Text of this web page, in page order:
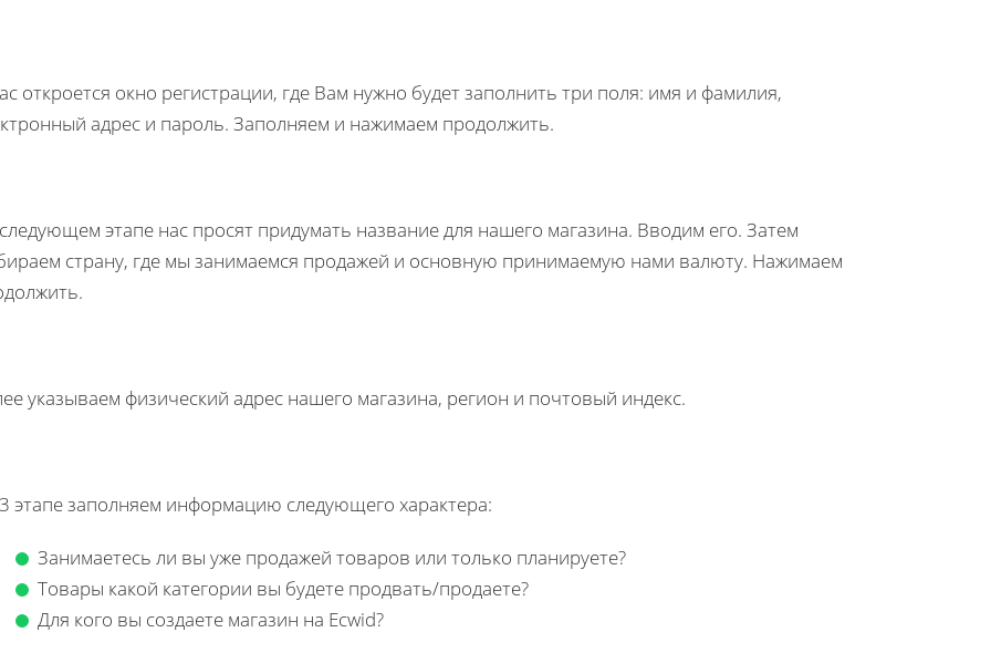
откроется окно регистрации, где Вам нужно будет заполнить три поля: имя и фамилия,
адрес и пароль. Заполняем и нажимаем продолжить.
этапе нас просят придумать название для нашего магазина. Вводим его. Затем
страну, где мы занимаемся продажей и основную принимаемую нами валюту. Нажимаем
указываем физический адрес нашего магазина, регион и почтовый индекс.
этапе заполняем информацию следующего характера:
Занимаетесь ли вы уже продажей товаров или только планируете?
Товары какой категории вы будете продвать/продаете?
Для кого вы создаете магазин на Ecwid?